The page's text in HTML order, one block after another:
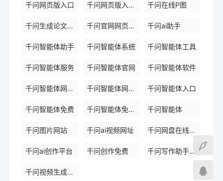
千问网页版入口 千问网页版入口官网 千问在线P图
千问生成论文平台 千问官网网页版入口 千问ai助手
千问智能体助手 千问智能体系统 千问智能体工具
千问智能体服务 千问智能体官网 千问智能体软件
千问智能体网页版 千问智能体网页版入口 千问智能体入口
千问智能体免费 千问智能体免费入口 千问智能体
千问图片网站 千问ai视频网址 千问网盘在线使用
千问ai创作平台 千问创作免费 千问写作助手免费版
千问视频生成助手